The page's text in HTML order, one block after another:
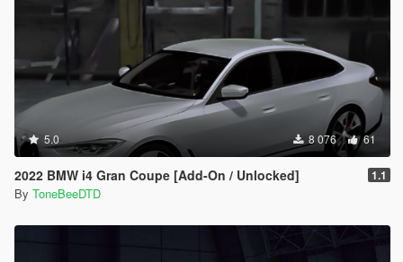
5.0 8 076 61
2022 BMW i4 Gran Coupe [Add-On / Unlocked] 1.1
By ToneBeeDTD